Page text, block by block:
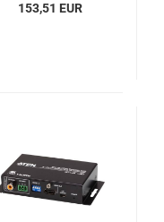
FoxUn SX-EX63
153,51 EUR